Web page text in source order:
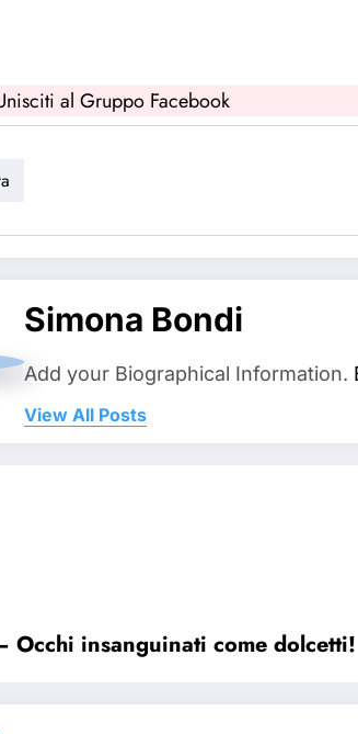
al Gruppo Facebook
Simona Bondi
Add your Biographical Information.
View All Posts
Occhi insanguinati come dolcetti!